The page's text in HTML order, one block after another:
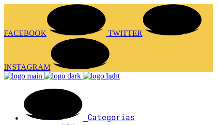
FACEBOOK TWITTER
INSTAGRAM
Categorías